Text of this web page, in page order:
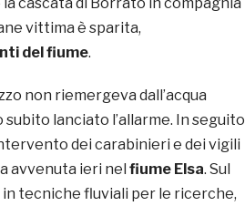
vittima è sparita,
del fiume.
non riemergeva dall’acqua
lanciato l’allarme. In seguito
dei carabinieri e dei vigili
avvenuta ieri nel fiume Elsa. Sul
tecniche fluviali per le ricerche,